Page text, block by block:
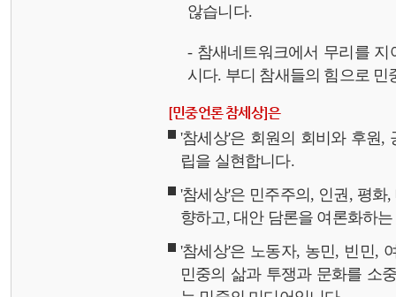
않습니다.
- 참새네트워크에서 무리를
시다. 부디 참새들의 힘으로 민
[민중언론 참세상]은
'참세상'은 회원의 회비와 후원,
립을 실현합니다.
'참세상'은 민주주의, 인권, 평
향하고, 대안 담론을 여론화하
'참세상'은 노동자, 농민, 빈민,
민중의 삶과 투쟁과 문화를 소